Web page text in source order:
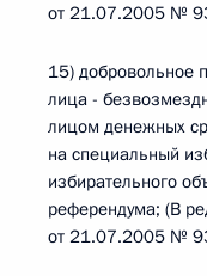
от 21.07.2005 №
15) добровольное
лица -
лицом денежных
на специальный
избирательного
референдума; (В
от 21.07.2005 №